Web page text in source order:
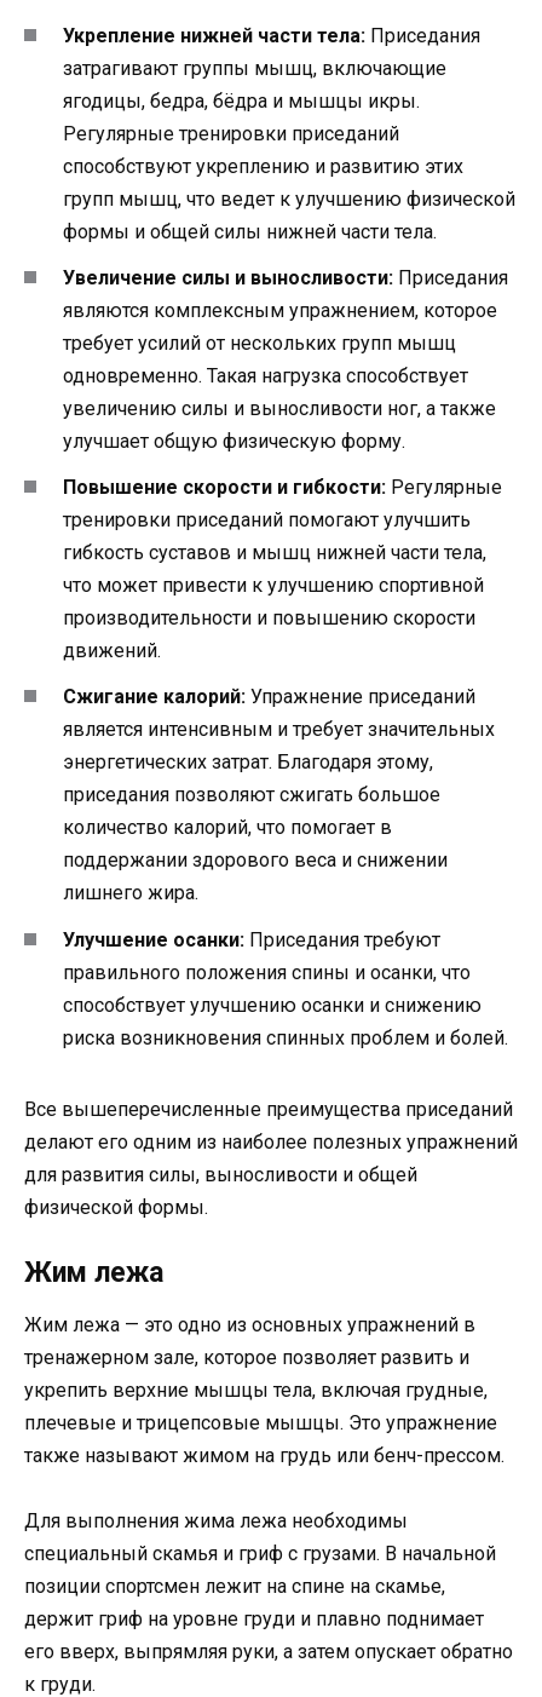
Укрепление нижней части тела: Приседания
затрагивают группы мышц, включающие
ягодицы, бедра, бёдра и мышцы икры.
Регулярные тренировки приседаний
способствуют укреплению и развитию этих
групп мышц, что ведет к улучшению физической
формы и общей силы нижней части тела.
Увеличение силы и выносливости: Приседания
являются комплексным упражнением, которое
требует усилий от нескольких групп мышц
одновременно. Такая нагрузка способствует
увеличению силы и выносливости ног, а также
улучшает общую физическую форму.
Повышение скорости и гибкости: Регулярные
тренировки приседаний помогают улучшить
гибкость суставов и мышц нижней части тела,
что может привести к улучшению спортивной
производительности и повышению скорости
движений.
Сжигание калорий: Упражнение приседаний
является интенсивным и требует значительных
энергетических затрат. Благодаря этому,
приседания позволяют сжигать большое
количество калорий, что помогает в
поддержании здорового веса и снижении
лишнего жира.
Улучшение осанки: Приседания требуют
правильного положения спины и осанки, что
способствует улучшению осанки и снижению
риска возникновения спинных проблем и болей.
Все вышеперечисленные преимущества приседаний
делают его одним из наиболее полезных упражнений
для развития силы, выносливости и общей
физической формы.
Жим лежа
Жим лежа — это одно из основных упражнений в
тренажерном зале, которое позволяет развить и
укрепить верхние мышцы тела, включая грудные,
плечевые и трицепсовые мышцы. Это упражнение
также называют жимом на грудь или бенч-прессом.
Для выполнения жима лежа необходимы
специальный скамья и гриф с грузами. В начальной
позиции спортсмен лежит на спине на скамье,
держит гриф на уровне груди и плавно поднимает
его вверх, выпрямляя руки, а затем опускает обратно
к груди.